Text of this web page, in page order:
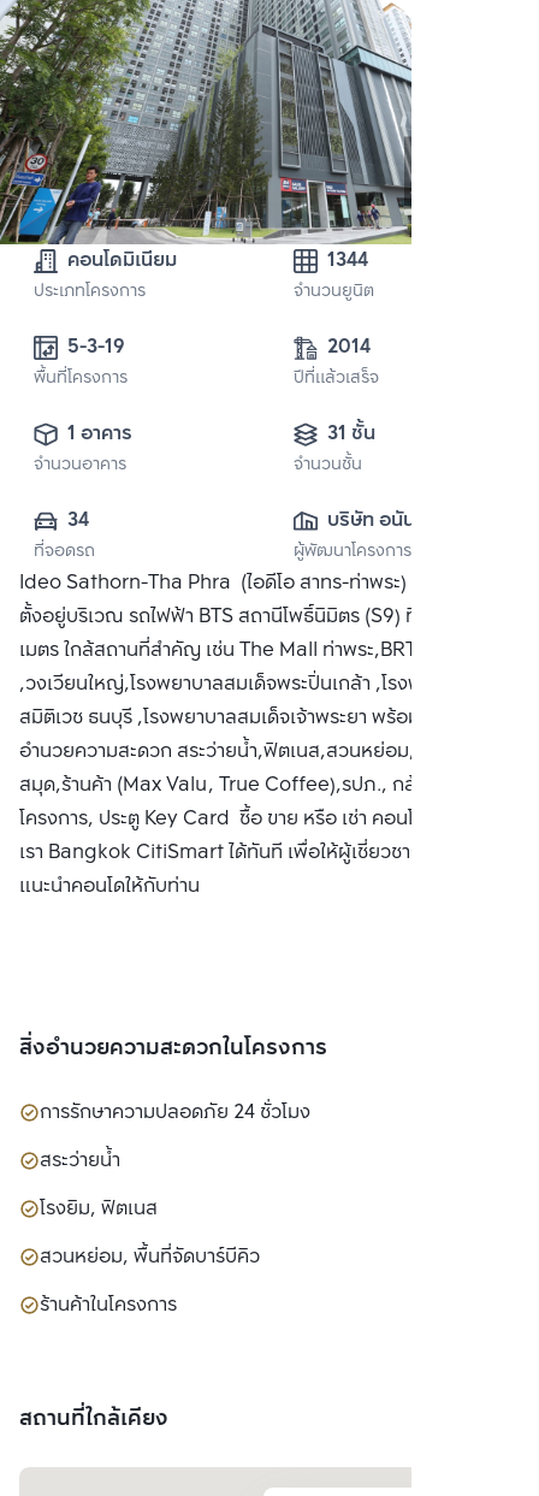
คอนโดมิเนียม
ประเภทโครงการ
1344
จำนวนยูนิต
5-3-19
พื้นที่โครงการ
2014
ปีที่แล้วเสร็จ
1 อาคาร
จำนวนอาคาร
31 ชั้น
จำนวนชั้น
34
ที่จอดรถ
บริษัท อนันดา ดี
เวลลอปเมนท์ จำกัด
(มหาชน)
ผู้พัฒนาโครงการ
Ideo Sathorn-Tha Phra (ไอดีโอ สาทร-ท่าพระ) คอนโดมิเนียม
ตั้งอยู่บริเวณ รถไฟฟ้า BTS สถานีโพธิ์นิมิตร (S9) ที่ระยะ 320
เมตร ใกล้สถานที่สำคัญ เช่น The Mall ท่าพระ,BRT ราชพฤกษ์
,วงเวียนใหญ่,โรงพยาบาลสมเด็จพระปิ่นเกล้า ,โรงพยาบาล
สมิติเวช ธนบุรี ,โรงพยาบาลสมเด็จเจ้าพระยา พร้อมทั้งสิ่ง
อำนวยความสะดวก สระว่ายน้ำ,ฟิตเนส,สวนหย่อม,ห้อง
สมุด,ร้านค้า (Max Valu, True Coffee),รปภ., กล้องวงจรปิด
โครงการ, ประตู Key Card ซื้อ ขาย หรือ เช่า คอนโด ติดต่อหา
เรา Bangkok CitiSmart ได้ทันที เพื่อให้ผู้เชี่ยวชาญของเราได้
แนะนำคอนโดให้กับท่าน
สิ่งอำนวยความสะดวกในโครงการ
การรักษาความปลอดภัย 24 ชั่วโมง
สระว่ายน้ำ
โรงยิม, ฟิตเนส
สวนหย่อม, พื้นที่จัดบาร์บีคิว
ร้านค้าในโครงการ
สถานที่ใกล้เคียง